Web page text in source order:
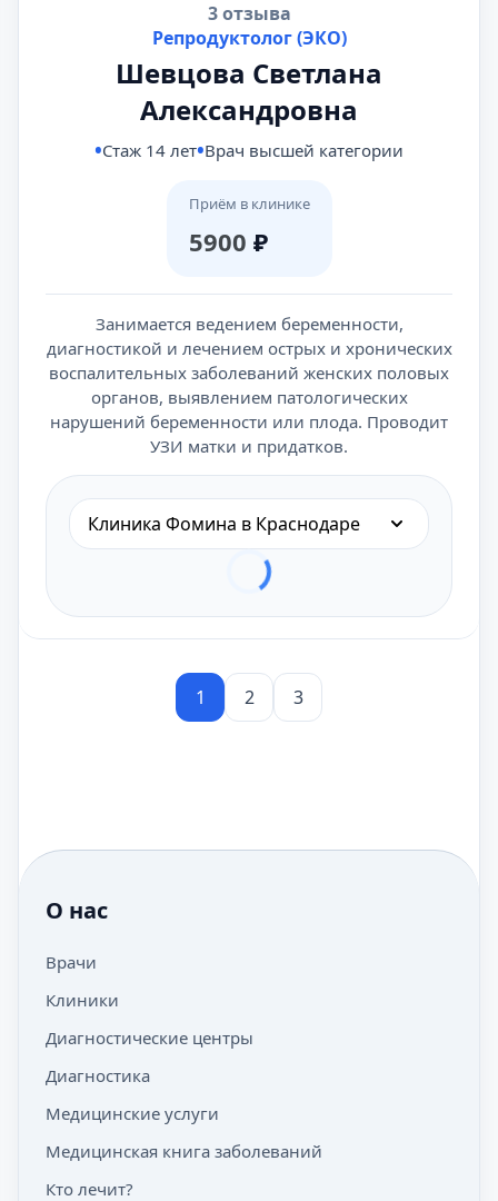
3 отзыва
Репродуктолог (ЭКО)
Шевцова Светлана
Александровна
Стаж 14 лет Врач высшей категории
Приём в клинике
5900 ₽
Занимается ведением беременности,
диагностикой и лечением острых и хронических
воспалительных заболеваний женских половых
органов, выявлением патологических
нарушений беременности или плода. Проводит
УЗИ матки и придатков.
Клиника Фомина в Краснодаре
1 2 3
О нас
Врачи
Клиники
Диагностические центры
Диагностика
Медицинские услуги
Медицинская книга заболеваний
Кто лечит?